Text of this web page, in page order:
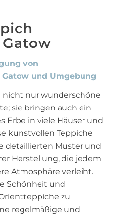
von
und Umgebung
nur wunderschöne
sie bringen auch ein
Erbe in viele Häuser und
kunstvollen Teppiche
detaillierten Muster und
Herstellung, die jedem
Atmosphäre verleiht.
Schönheit und
zu
regelmäßige und